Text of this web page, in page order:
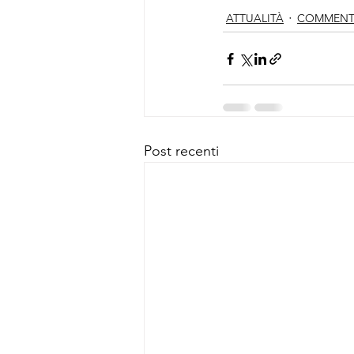
ATTUALITÀ
Post recenti